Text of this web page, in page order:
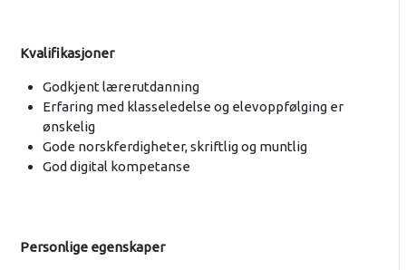
Kvalifikasjoner
Godkjent lærerutdanning
Erfaring med klasseledelse og elevoppfølging er
ønskelig
Gode norskferdigheter, skriftlig og muntlig
God digital kompetanse
Personlige egenskaper